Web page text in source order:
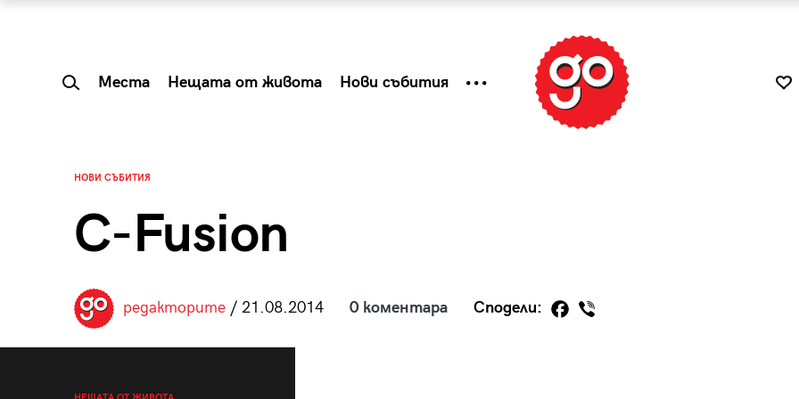
Места Нещата от живота Нови събития
НОВИ СЪБИТИЯ
C-Fusion
редакторите/ 21.08.2014 0 коментара Сподели: